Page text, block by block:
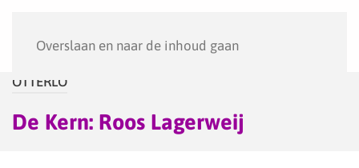
Overslaan en naar de inhoud gaan
OTTERLO
De Kern: Roos Lagerweij